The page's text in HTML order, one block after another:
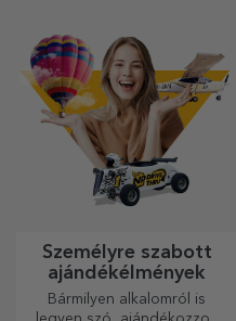
elkészített legfinomabb
ételekhez.
Személyre szabott
ajándékélmények
Bármilyen alkalomról is